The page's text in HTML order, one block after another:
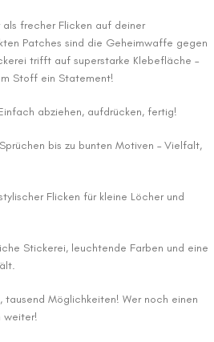
frecher Flicken auf deiner
Patches sind die Geheimwaffe gegen
trifft auf superstarke Klebefläche –
Stoff ein Statement!
abziehen, aufdrücken, fertig!
bis zu bunten Motiven – Vielfalt,
Flicken für kleine Löcher und
Stickerei, leuchtende Farben und eine
tausend Möglichkeiten! Wer noch einen
weiter!